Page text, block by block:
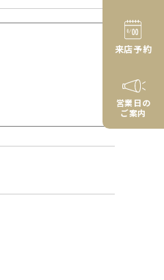
来店予約
営業日の
ご案内